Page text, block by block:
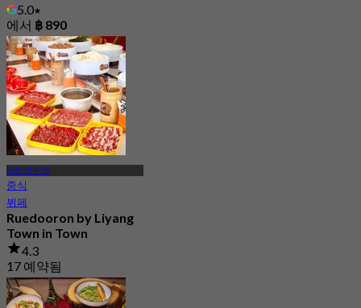
5.0
에서 ฿ 890
타운 인 타운
중식
뷔페
Ruedooron by Liyang
Town in Town
4.3
17 예약됨
에서฿ 254